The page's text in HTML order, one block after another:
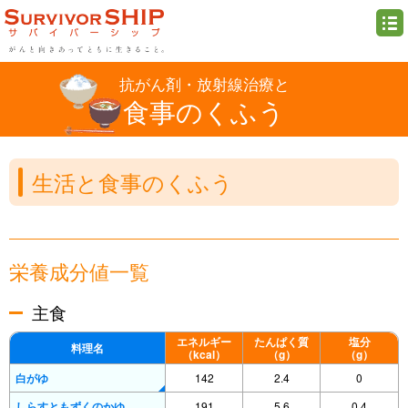
抗がん剤・放射線治療と
食事のくふう
生活と食事のくふう
栄養成分値一覧
主食
料理名 エネルギー
（kcal）
たんぱく質
（g）
塩分
（g）
白がゆ
142 2.4 0